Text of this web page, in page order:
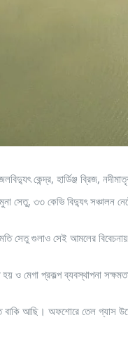
কেন্দ্র, হার্ডিঞ্জ ব্রিজ,
সেতু, ৩৩ কেভি বিদ্যুৎ সঞ্চালন
গুলাও সেই আমলের বিবেচনায়
ও মেগা প্রকল্প ব্যবস্থাপনা
আছি। অফশোরে তেল গ্যাস